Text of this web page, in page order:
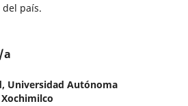
país.
a
Universidad Autónoma